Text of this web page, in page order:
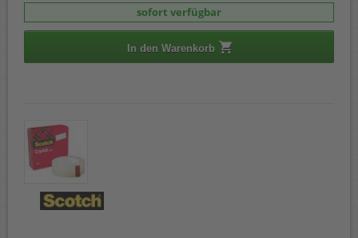
sofort verfügbar
In den Warenkorb